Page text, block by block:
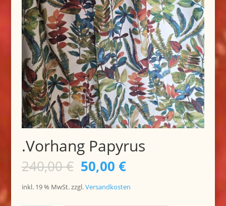
.Vorhang Papyrus
240,00€ Ursprünglicher
Preis
war:
50,00 €Aktueller
Preis
ist:
inkl. 19 % MwSt. zzgl.Versandkosten